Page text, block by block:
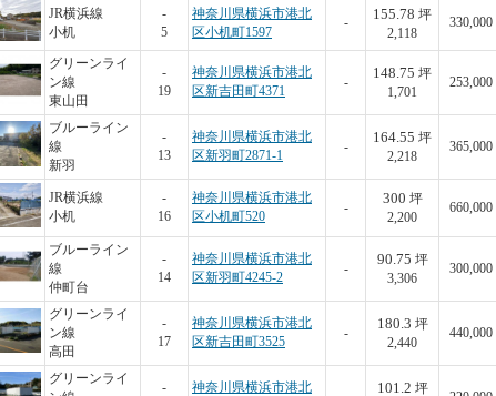
JR横浜線
小机
-
5
神奈川県横浜市港北
区小机町1597
-
155.78 坪
2,118
330,000
グリーンライ
ン線
東山田
-
19
神奈川県横浜市港北
区新吉田町4371
-
148.75 坪
1,701
253,000
ブルーライン
線
新羽
-
13
神奈川県横浜市港北
区新羽町2871-1
-
164.55 坪
2,218
365,000
JR横浜線
小机
-
16
神奈川県横浜市港北
区小机町520
-
300 坪
2,200
660,000
ブルーライン
線
仲町台
-
14
神奈川県横浜市港北
区新羽町4245-2
-
90.75 坪
3,306
300,000
グリーンライ
ン線
高田
-
17
神奈川県横浜市港北
区新吉田町3525
-
180.3 坪
2,440
440,000
グリーンライ
-
神奈川県横浜市港北
101.2 坪